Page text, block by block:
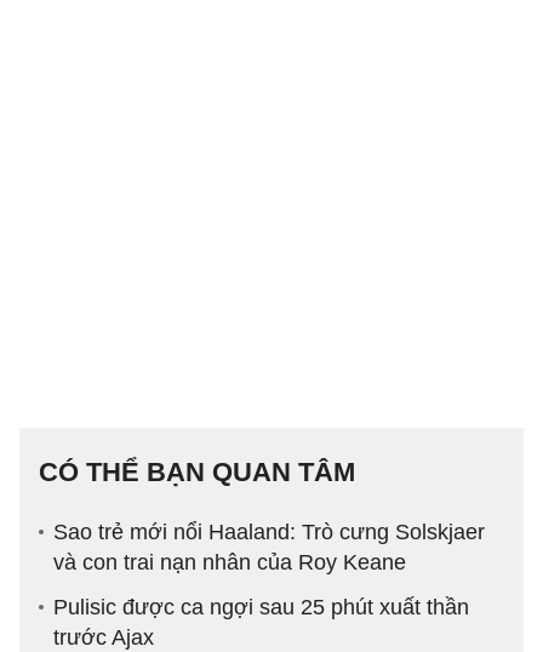
CÓ THỂ BẠN QUAN TÂM
Sao trẻ mới nổi Haaland: Trò cưng Solskjaer
và con trai nạn nhân của Roy Keane
Pulisic được ca ngợi sau 25 phút xuất thần
trước Ajax